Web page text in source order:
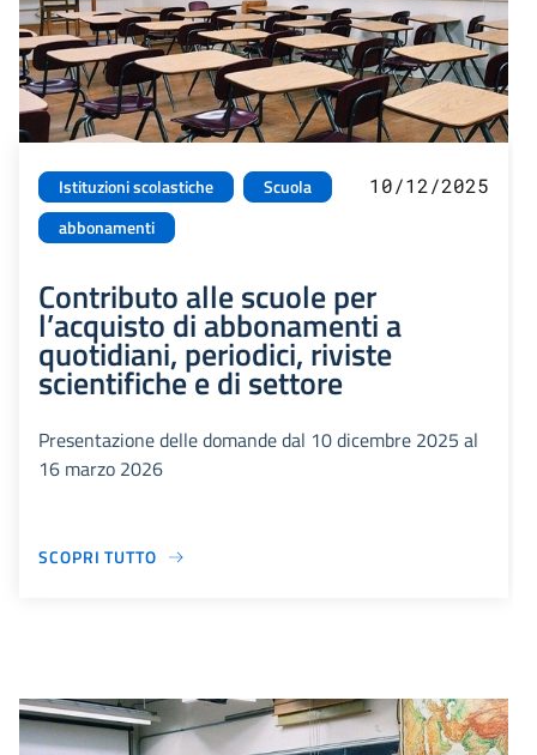
Istituzioni scolastiche
Scuola
abbonamenti
10/12/2025
Contributo alle scuole per
l’acquisto di abbonamenti a
quotidiani, periodici, riviste
scientifiche e di settore
Presentazione delle domande dal 10 dicembre 2025 al
16 marzo 2026
SCOPRI TUTTO